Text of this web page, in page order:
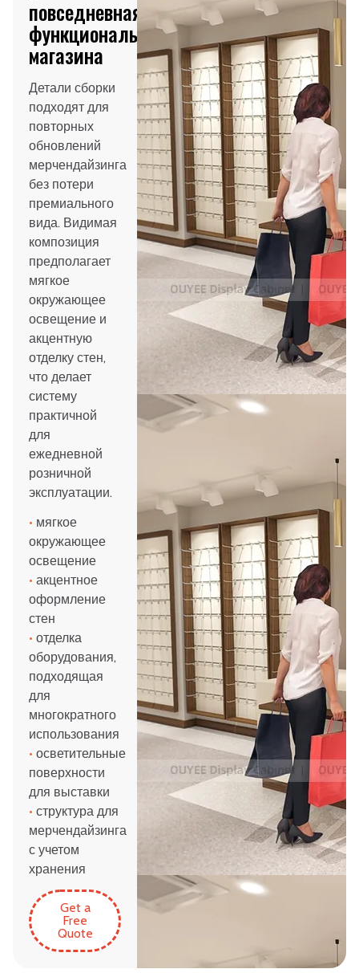
повседневная
функциональность
магазина
Детали сборки
подходят для
повторных
обновлений
мерчендайзинга
без потери
премиального
вида. Видимая
композиция
предполагает
мягкое
окружающее
освещение и
акцентную
отделку стен,
что делает
систему
практичной
для
ежедневной
розничной
эксплуатации.
• мягкое
окружающее
освещение
• акцентное
оформление
стен
• отделка
оборудования,
подходящая
для
многократного
использования
• осветительные
поверхности
для выставки
• структура для
мерчендайзинга
с учетом
хранения
Get a
Free
Quote